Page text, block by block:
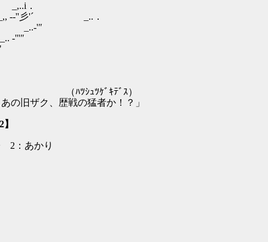
．
'″
ｹﾞｷﾃﾞｽ）
戦の猛者か！？」
：あかり